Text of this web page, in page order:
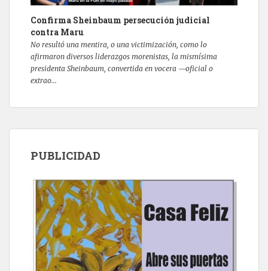
Confirma Sheinbaum persecución judicial
contra Maru
No resultó una mentira, o una victimización, como lo
afirmaron diversos liderazgos morenistas, la mismísima
presidenta Sheinbaum, convertida en vocera —oficial o
extrao...
PUBLICIDAD